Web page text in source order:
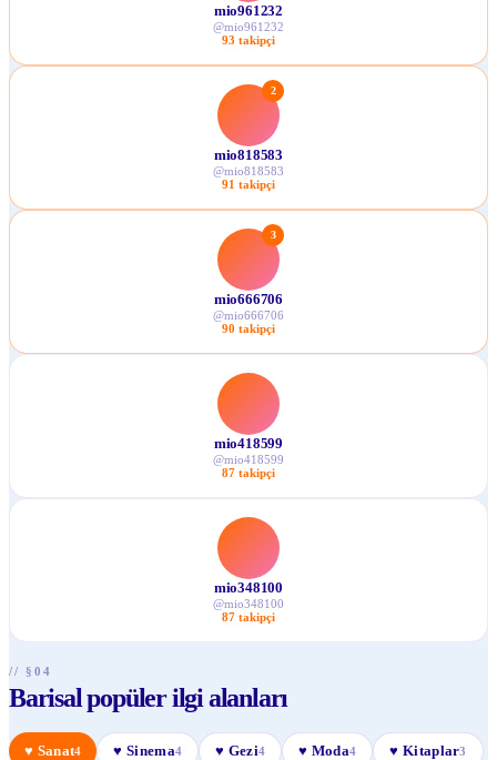
mio961232
@mio961232
93 takipçi
2
mio818583
@mio818583
91 takipçi
3
mio666706
@mio666706
90 takipçi
mio418599
@mio418599
87 takipçi
mio348100
@mio348100
87 takipçi
// §04
Barisal popüler ilgi alanları
♥ Sanat4 ♥Sinema4 ♥ Gezi4 ♥ Moda4 ♥Kitaplar3